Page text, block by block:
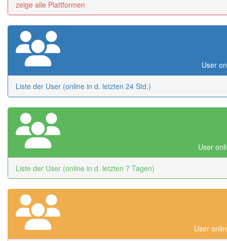
zeige alle Plattformen
User
Liste der User (online in d. letzten 24 Std.)
User
Liste der User (online in d. letzten 7 Tagen)
User